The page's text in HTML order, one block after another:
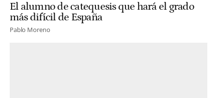
El alumno de catequesis que hará el grado
más difícil de España
Pablo Moreno